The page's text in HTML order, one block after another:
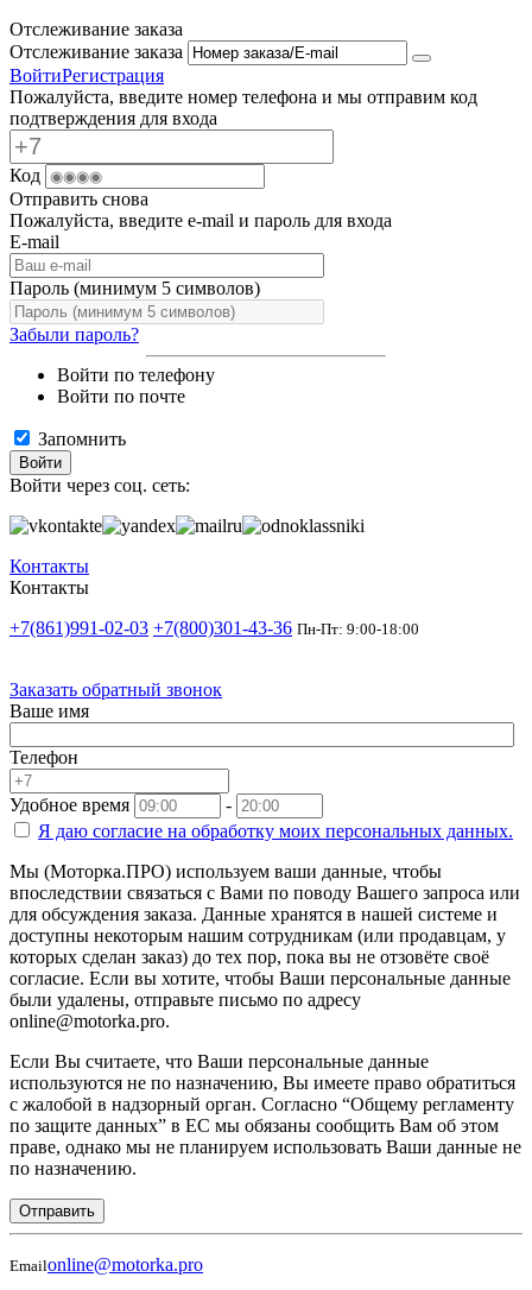
Отслеживание заказа
Отслеживание заказа
ВойтиРегистрация
Пожалуйста, введите номер телефона и мы отправим код
подтверждения для входа
Код
Отправить снова
Пожалуйста, введите e-mail и пароль для входа
E-mail
Пароль (минимум 5 символов)
Забыли пароль?
Войти по телефону
Войти по почте
Запомнить
Войти
Войти через соц. сеть:
Контакты
Контакты
+7(861)991-02-03 +7(800)301-43-36 Пн-Пт: 9:00-18:00
Заказать обратный звонок
Ваше имя
Телефон
Удобное время
-
Я даю согласие на обработку моих персональных данных.
Мы (Моторка.ПРО) используем ваши данные, чтобы
впоследствии связаться с Вами по поводу Вашего запроса или
для обсуждения заказа. Данные хранятся в нашей системе и
доступны некоторым нашим сотрудникам (или продавцам, у
которых сделан заказ) до тех пор, пока вы не отзовёте своё
согласие. Если вы хотите, чтобы Ваши персональные данные
были удалены, отправьте письмо по адресу
online@motorka.pro.
Если Вы считаете, что Ваши персональные данные
используются не по назначению, Вы имеете право обратиться
с жалобой в надзорный орган. Согласно “Общему регламенту
по защите данных” в ЕС мы обязаны сообщить Вам об этом
праве, однако мы не планируем использовать Ваши данные не
по назначению.
Отправить
Emailonline@motorka.pro